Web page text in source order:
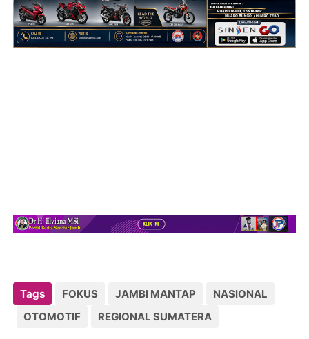
Tags FOKUS JAMBI MANTAP
NASIONAL
OTOMOTIF
REGIONAL SUMATERA